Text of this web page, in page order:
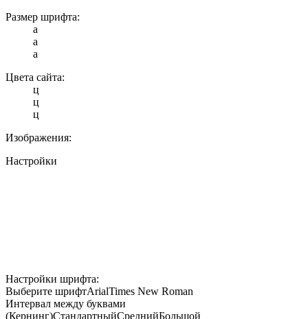
Размер шрифта:
a
a
a
Цвета сайта:
ц
ц
ц
Изображения:
Настройки
Настройки шрифта:
Выберите шрифтArialTimes New Roman
Интервал между буквами
(Кернинг)СтандартныйСреднийБольшой